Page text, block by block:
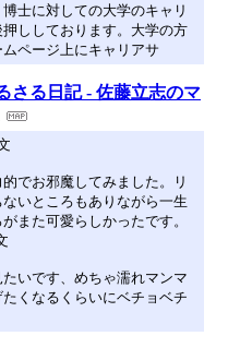
士に対しての大学のキャリ
ししております。大学の方
ページ上にキャリアサ
さる日記 - 佐藤立志のマ
でお邪魔してみました。リ
いところもありながら一生
また可愛らしかったです。
いです、めちゃ濡れマンマ
くなるくらいにベチョベチ